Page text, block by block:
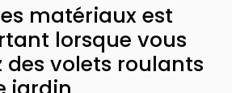
matériaux est
lorsque vous
des volets roulants